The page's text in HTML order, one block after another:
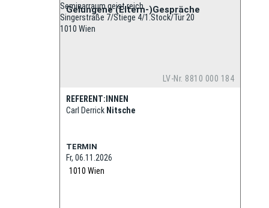
Gelungene (Eltern-)Gespräche
LV-Nr. 8810 000 184
REFERENT:INNEN
Carl Derrick Nitsche
TERMIN
Fr, 06.11.2026
1010 Wien
Seminarraum geist.reich
Singerstraße 7/Stiege 4/1.Stock/Tür 20
1010 Wien